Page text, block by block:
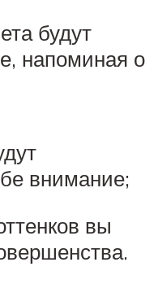
будут
напоминая о
внимание;
вы